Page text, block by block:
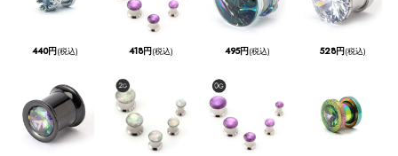
440円(税込) 418円(税込) 495円(税込) 528円(税込)